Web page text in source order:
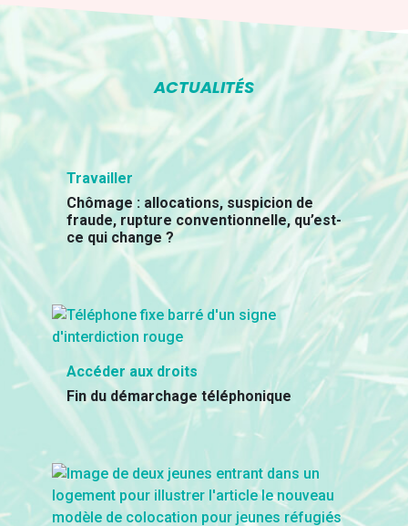
ACTUALITÉS
Travailler
Chômage : allocations, suspicion de
fraude, rupture conventionnelle, qu’est-
ce qui change ?
Accéder aux droits
Fin du démarchage téléphonique